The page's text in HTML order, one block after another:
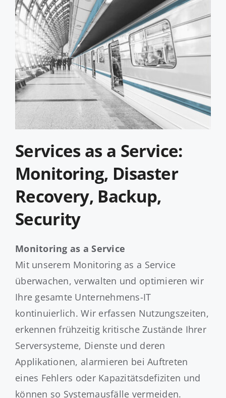
Services as a Service:
Monitoring, Disaster
Recovery, Backup,
Security
Monitoring as a Service
Mit unserem Monitoring as a Service
überwachen, verwalten und optimieren wir
Ihre gesamte Unternehmens-IT
kontinuierlich. Wir erfassen Nutzungszeiten,
erkennen frühzeitig kritische Zustände Ihrer
Serversysteme, Dienste und deren
Applikationen, alarmieren bei Auftreten
eines Fehlers oder Kapazitätsdefiziten und
können so Systemausfälle vermeiden.